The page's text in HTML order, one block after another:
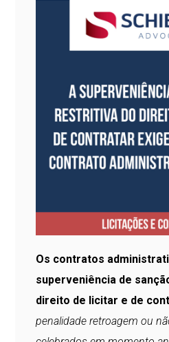
Os contratos
superveniência de
direito de licitar e de
penalidade retroagem ou